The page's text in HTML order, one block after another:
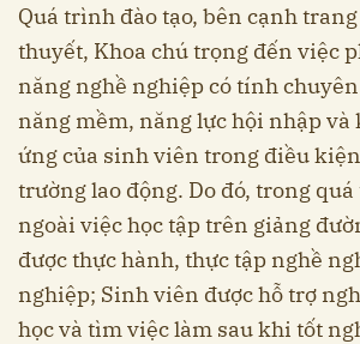
Quá trình đào tạo, bên cạnh
thuyết, Khoa chú trọng đến việc
năng nghề nghiệp có tính
năng mềm, năng lực hội nhập
ứng của sinh viên trong điều
trường lao động. Do đó, trong
ngoài việc học tập trên giảng
được thực hành, thực tập nghề
nghiệp; Sinh viên được hỗ trợ
học và tìm việc làm sau khi tốt